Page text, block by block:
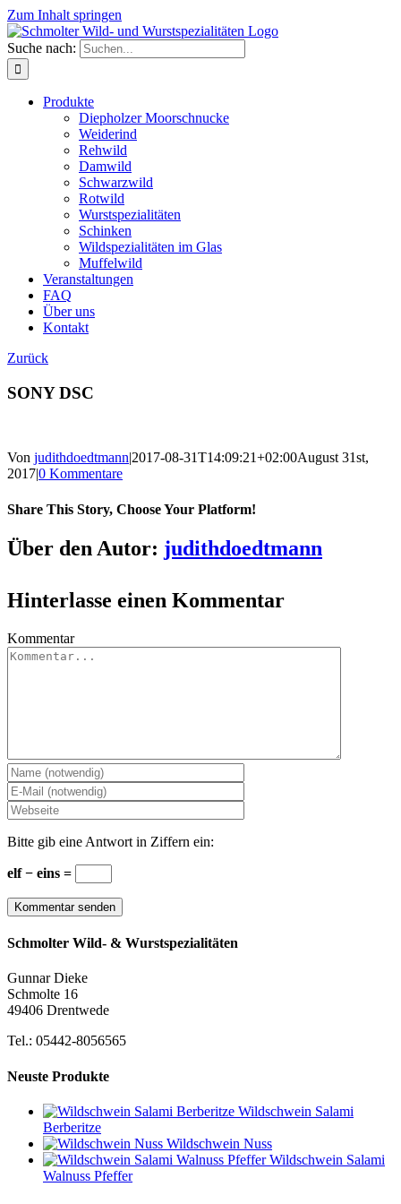
Zum Inhalt springen
Suche nach:
Produkte
Diepholzer Moorschnucke
Weiderind
Rehwild
Damwild
Schwarzwild
Rotwild
Wurstspezialitäten
Schinken
Wildspezialitäten im Glas
Muffelwild
Veranstaltungen
FAQ
Über uns
Kontakt
Zurück
SONY DSC
Von judithdoedtmann|2017-08-31T14:09:21+02:00August 31st,
2017|0 Kommentare
Share This Story, Choose Your Platform!
Über den Autor: judithdoedtmann
Hinterlasse einen Kommentar
Kommentar
Bitte gib eine Antwort in Ziffern ein:
elf − eins =
Schmolter Wild- & Wurstspezialitäten
Gunnar Dieke
Schmolte 16
49406 Drentwede
Tel.: 05442-8056565
Neuste Produkte
Wildschwein Salami
Berberitze
Wildschwein Nuss
Wildschwein Salami
Walnuss Pfeffer